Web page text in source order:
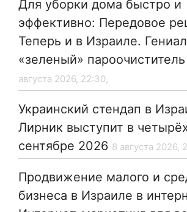
Для уборки дома быстро и
эффективно: Передовое
Теперь и в Израиле.
«зеленый» пароочиститель
августа 2026, 22:30,
Украинский стендап в
Лирник выступит в
сентябре 2026 8 августа 2026,
Продвижение малого и
бизнеса в Израиле в